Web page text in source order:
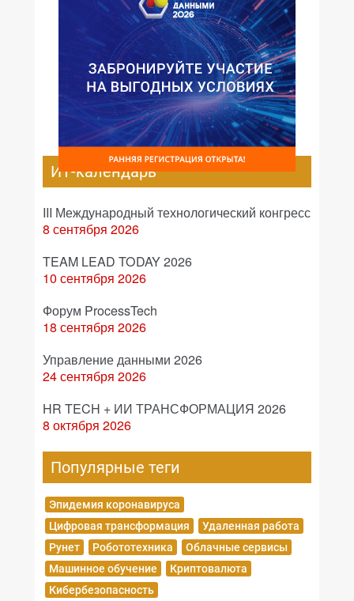
ИТ-календарь
III Международный технологический конгресс
8 сентября 2026
TEAM LEAD TODAY 2026
10 сентября 2026
Форум ProcessTech
18 сентября 2026
Управление данными 2026
24 сентября 2026
HR TECH + ИИ ТРАНСФОРМАЦИЯ 2026
8 октября 2026
Популярные теги
Эпидемия коронавируса
Цифровая трансформация
Удаленная работа
Рунет
Робототехника
Облачные сервисы
Машинное обучение
Криптовалюта
Кибербезопасность